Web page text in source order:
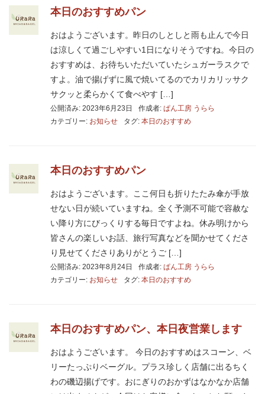
本日のおすすめパン
おはようございます。昨日のしとしと雨も止んで今日
は涼しくて過ごしやすい1日になりそうですね。今日の
おすすめは、お待ちいただいていたシュガーラスクで
すよ。油で揚げずに風で焼いてるのでカリカリッサク
サクッと柔らかくて食べやす […]
公開済み: 2023年6月23日 作成者: ぱん工房 うらら
カテゴリー: お知らせ タグ: 本日のおすすめ
本日のおすすめパン
おはようございます。ここ何日も折りたたみ傘が手放
せない日が続いていますね。全く予測不可能で容赦な
い降り方にびっくりする毎日ですよね。休み明けから
皆さんの楽しいお話、旅行写真などを聞かせてくださ
り見せてくださりありがとうご […]
公開済み: 2023年8月24日 作成者: ぱん工房 うらら
カテゴリー: お知らせ タグ: 本日のおすすめ
本日のおすすめパン、本日夜営業します
おはようございます。 今日のおすすめはスコーン、ベ
リーたっぷりベーグル。プラス珍しく店舗に出るちく
わの磯辺揚げです。おにぎりのおかずはなかなか店舗